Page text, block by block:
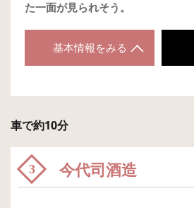
た一面が見られそう。
基本情報をみる
車で約10分
3 今代司酒造